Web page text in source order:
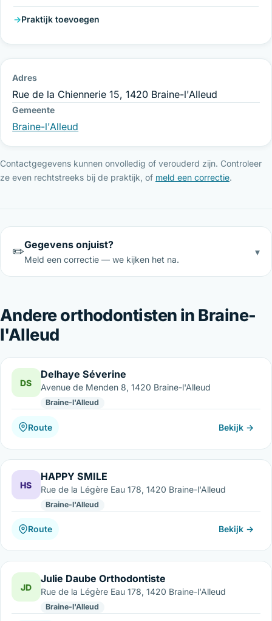
Praktijk toevoegen
Adres
Rue de la Chiennerie 15, 1420 Braine-l'Alleud
Gemeente
Braine-l'Alleud
Contactgegevens kunnen onvolledig of verouderd zijn. Controleer
ze even rechtstreeks bij de praktijk, of meld een correctie.
✏️Gegevens onjuist?
Meld een correctie — we kijken het na.
▾
Andere orthodontisten in Braine-
l'Alleud
DS
Delhaye Séverine
Avenue de Menden 8, 1420 Braine-l'Alleud
Braine-l'Alleud
Route Bekijk →
HS
HAPPY SMILE
Rue de la Légère Eau 178, 1420 Braine-l'Alleud
Braine-l'Alleud
Route Bekijk →
JD
Julie Daube Orthodontiste
Rue de la Légère Eau 178, 1420 Braine-l'Alleud
Braine-l'Alleud